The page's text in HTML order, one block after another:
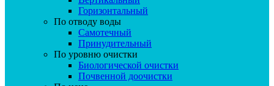
Горизонтальный
По отводу воды
Самотечный
Принудительный
По уровню очистки
Биологической очистки
Почвенной доочистки